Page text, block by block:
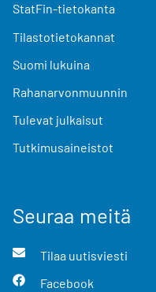
StatFin-tietokanta
Tilastotietokannat
Suomi lukuina
Rahanarvonmuunnin
Tulevat julkaisut
Tutkimusaineistot
Seuraa meitä
Tilaa uutisviesti
Facebook